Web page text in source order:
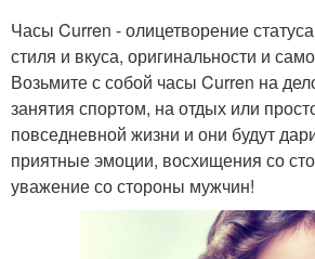
Часы Curren - олицетворение
стиля и вкуса, оригинальности и
Возьмите с собой часы Curren на
занятия спортом, на отдых или
повседневной жизни и они будут
приятные эмоции, восхищения со
уважение со стороны мужчин!